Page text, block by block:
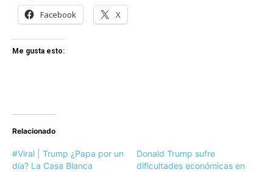
Facebook X
Me gusta esto:
Relacionado
#Viral | Trump ¿Papa por un
día? La Casa Blanca
Donald Trump sufre
dificultades económicas en